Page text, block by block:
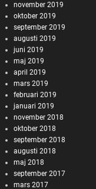
november 2019
oktober 2019
september 2019
augusti 2019
juni 2019
maj 2019
april 2019
mars 2019
februari 2019
januari 2019
november 2018
oktober 2018
september 2018
augusti 2018
maj 2018
september 2017
mars 2017